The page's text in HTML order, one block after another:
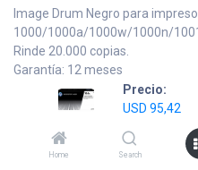
Precio:
USD 95,42
Home Search
Image Drum Negro para
1000/1000a/1000w/1000n/
Rinde 20.000 copias.
Garantía: 12 meses
95,42 IVA incluido